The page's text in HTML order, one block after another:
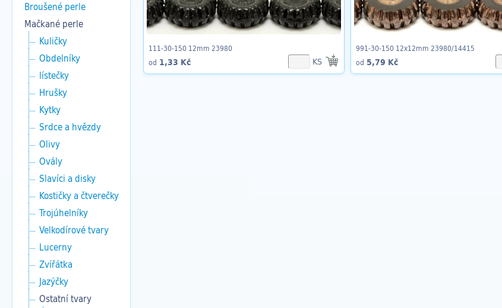
Broušené perle
Mačkané perle
Kuličky
Obdelníky
lístečky
Hrušky
Kytky
Srdce a hvězdy
Olivy
Ovály
Slavíci a disky
Kostičky a čtverečky
Trojúhelníky
Velkodírové tvary
Lucerny
Zvířátka
Jazýčky
Ostatní tvary
111-30-150 12mm 23980
od 1,33 Kč KS
991-30-150 12x12mm 23980/14415
od 5,79 Kč